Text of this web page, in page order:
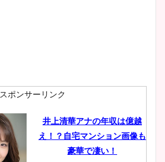
肉も凄い！
鈴木唯の太ってた時の体重が
ヤバすぎww原因や痩せたダ
スポンサーリンク
井上清華アナの年収は億越
え！？自宅マンション画像も
豪華で凄い！